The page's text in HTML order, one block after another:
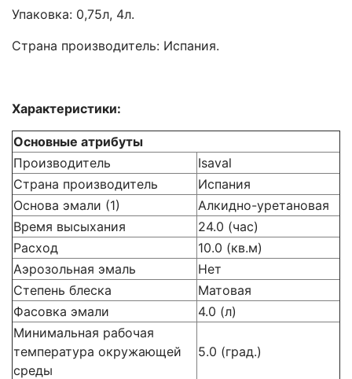
Упаковка: 0,75л, 4л.
Страна производитель: Испания.
Характеристики:
Основные атрибуты
Производитель
Isaval
Страна производитель
Испания
Основа эмали (1)
Алкидно-уретановая
Время высыхания
24.0 (час)
Расход
10.0 (кв.м)
Аэрозольная эмаль
Нет
Степень блеска
Матовая
Фасовка эмали
4.0 (л)
Минимальная рабочая
температура окружающей
среды
5.0 (град.)